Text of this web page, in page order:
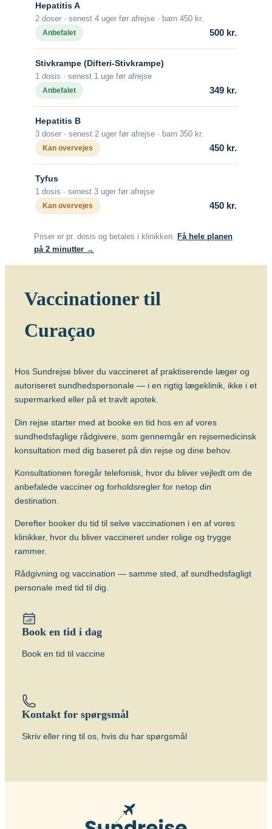
Gravide og børn
Vaccination af gravide
Mere viden om
Søg efter destination
Mozambique
Myanmar
Nigeria
Peru
Tanzania
Thailand
Vietnam
Søg efter destination
Søg efter destination
Hepatitis A
2 doser · senest 4 uger før afrejse · barn 450 kr.
Anbefalet
500 kr.
Stivkrampe (Difteri-Stivkrampe)
1 dosis · senest 1 uge før afrejse
Anbefalet
349 kr.
Hepatitis B
3 doser · senest 2 uger før afrejse · barn 350 kr.
Kan overvejes
450 kr.
Tyfus
1 dosis · senest 3 uger før afrejse
Kan overvejes
450 kr.
Priser er pr. dosis og betales i klinikken. Få hele planen
på 2 minutter →
Vaccinationer til
Curaçao
Hos Sundrejse bliver du vaccineret af praktiserende læger og
autoriseret sundhedspersonale — i en rigtig lægeklinik, ikke i et
supermarked eller på et travlt apotek.
Din rejse starter med at booke en tid hos en af vores
sundhedsfaglige rådgivere, som gennemgår en rejsemedicinsk
konsultation med dig baseret på din rejse og dine behov.
Konsultationen foregår telefonisk, hvor du bliver vejledt om de
anbefalede vacciner og forholdsregler for netop din
destination.
Derefter booker du tid til selve vaccinationen i en af vores
klinikker, hvor du bliver vaccineret under rolige og trygge
rammer.
Rådgivning og vaccination — samme sted, af sundhedsfagligt
personale med tid til dig.
Book en tid i dag
Book en tid til vaccine
Kontakt for spørgsmål
Skriv eller ring til os, hvis du har spørgsmål